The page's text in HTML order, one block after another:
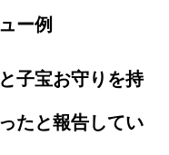
ー例
子宝お守りを持
たと報告してい